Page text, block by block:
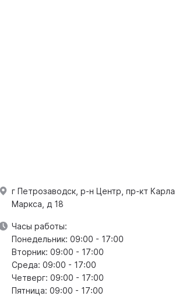
г Петрозаводск, р-н Центр, пр-кт Карла
Маркса, д 18
Часы работы:
Понедельник: 09:00 - 17:00
Вторник: 09:00 - 17:00
Среда: 09:00 - 17:00
Четверг: 09:00 - 17:00
Пятница: 09:00 - 17:00